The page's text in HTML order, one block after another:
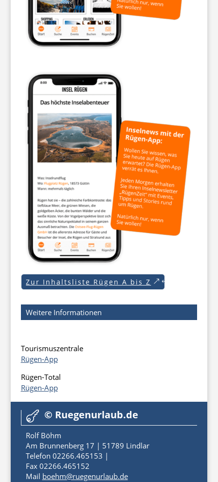
Zur Inhaltsliste Rügen A bis Z
Weitere Informationen
Tourismuszentrale
Rügen-App
Rügen-Total
Rügen-App
 © Ruegenurlaub.de
Rolf Böhm
Am Brunnenberg 17 | 51789 Lindlar
Telefon 02266.465153 |
Fax 02266.465152
Mail boehm@ruegenurlaub.de